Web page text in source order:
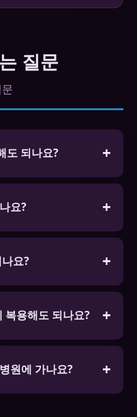
질문
도 되나요?
도록 승인된 제품이
만 복용하는 것을 권
요?
릭은 오리지널과 동
한 효능과 안전성을
요?
만 혈압 강하 효과가
다. 과음은 발기 효과
복용해도 되나요?
압이 과도하게 낮아
약물 목록을 전문가
원에 가나요?